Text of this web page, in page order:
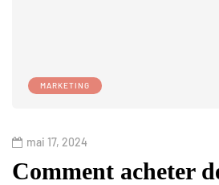
MARKETING
mai 17, 2024
Comment acheter